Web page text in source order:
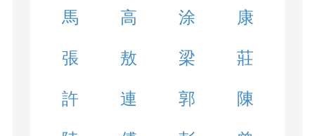
馬 高 涂 康
張 敖 梁 莊
許 連 郭 陳